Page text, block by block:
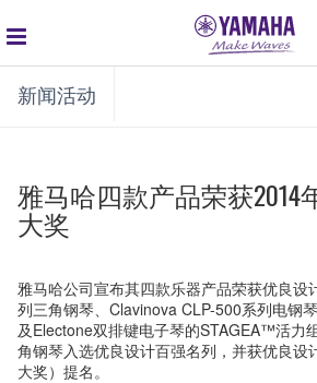
global
navigation
新闻活动
雅马哈四款产品荣获2014
大奖
雅马哈公司宣布其四款乐器产品荣获优良设
列三角钢琴、Clavinova CLP-500系列电钢
及Electone双排键电子琴的STAGEA™活力
角钢琴入选优良设计百强名列，并获优良设
大奖）提名。